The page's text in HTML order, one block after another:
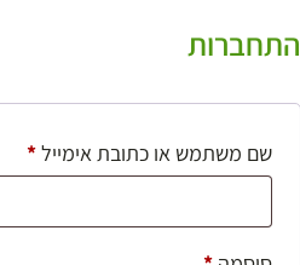
התחברות
שם משתמש או כתובת אימייל*חובה